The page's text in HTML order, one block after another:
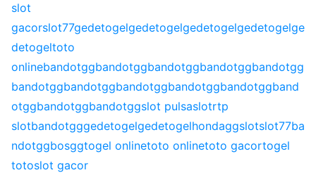
slot
gacorslot77gedetogelgedetogelgedetogelgedetogelge
detogeltoto
onlinebandotggbandotggbandotggbandotggbandotgg
bandotggbandotggbandotggbandotggbandotggband
otggbandotggbandotggslot pulsaslotrtp
slotbandotgggedetogelgedetogelhondaggslotslot77ba
ndotggbosggtogel onlinetoto onlinetoto gacortogel
totoslot gacor